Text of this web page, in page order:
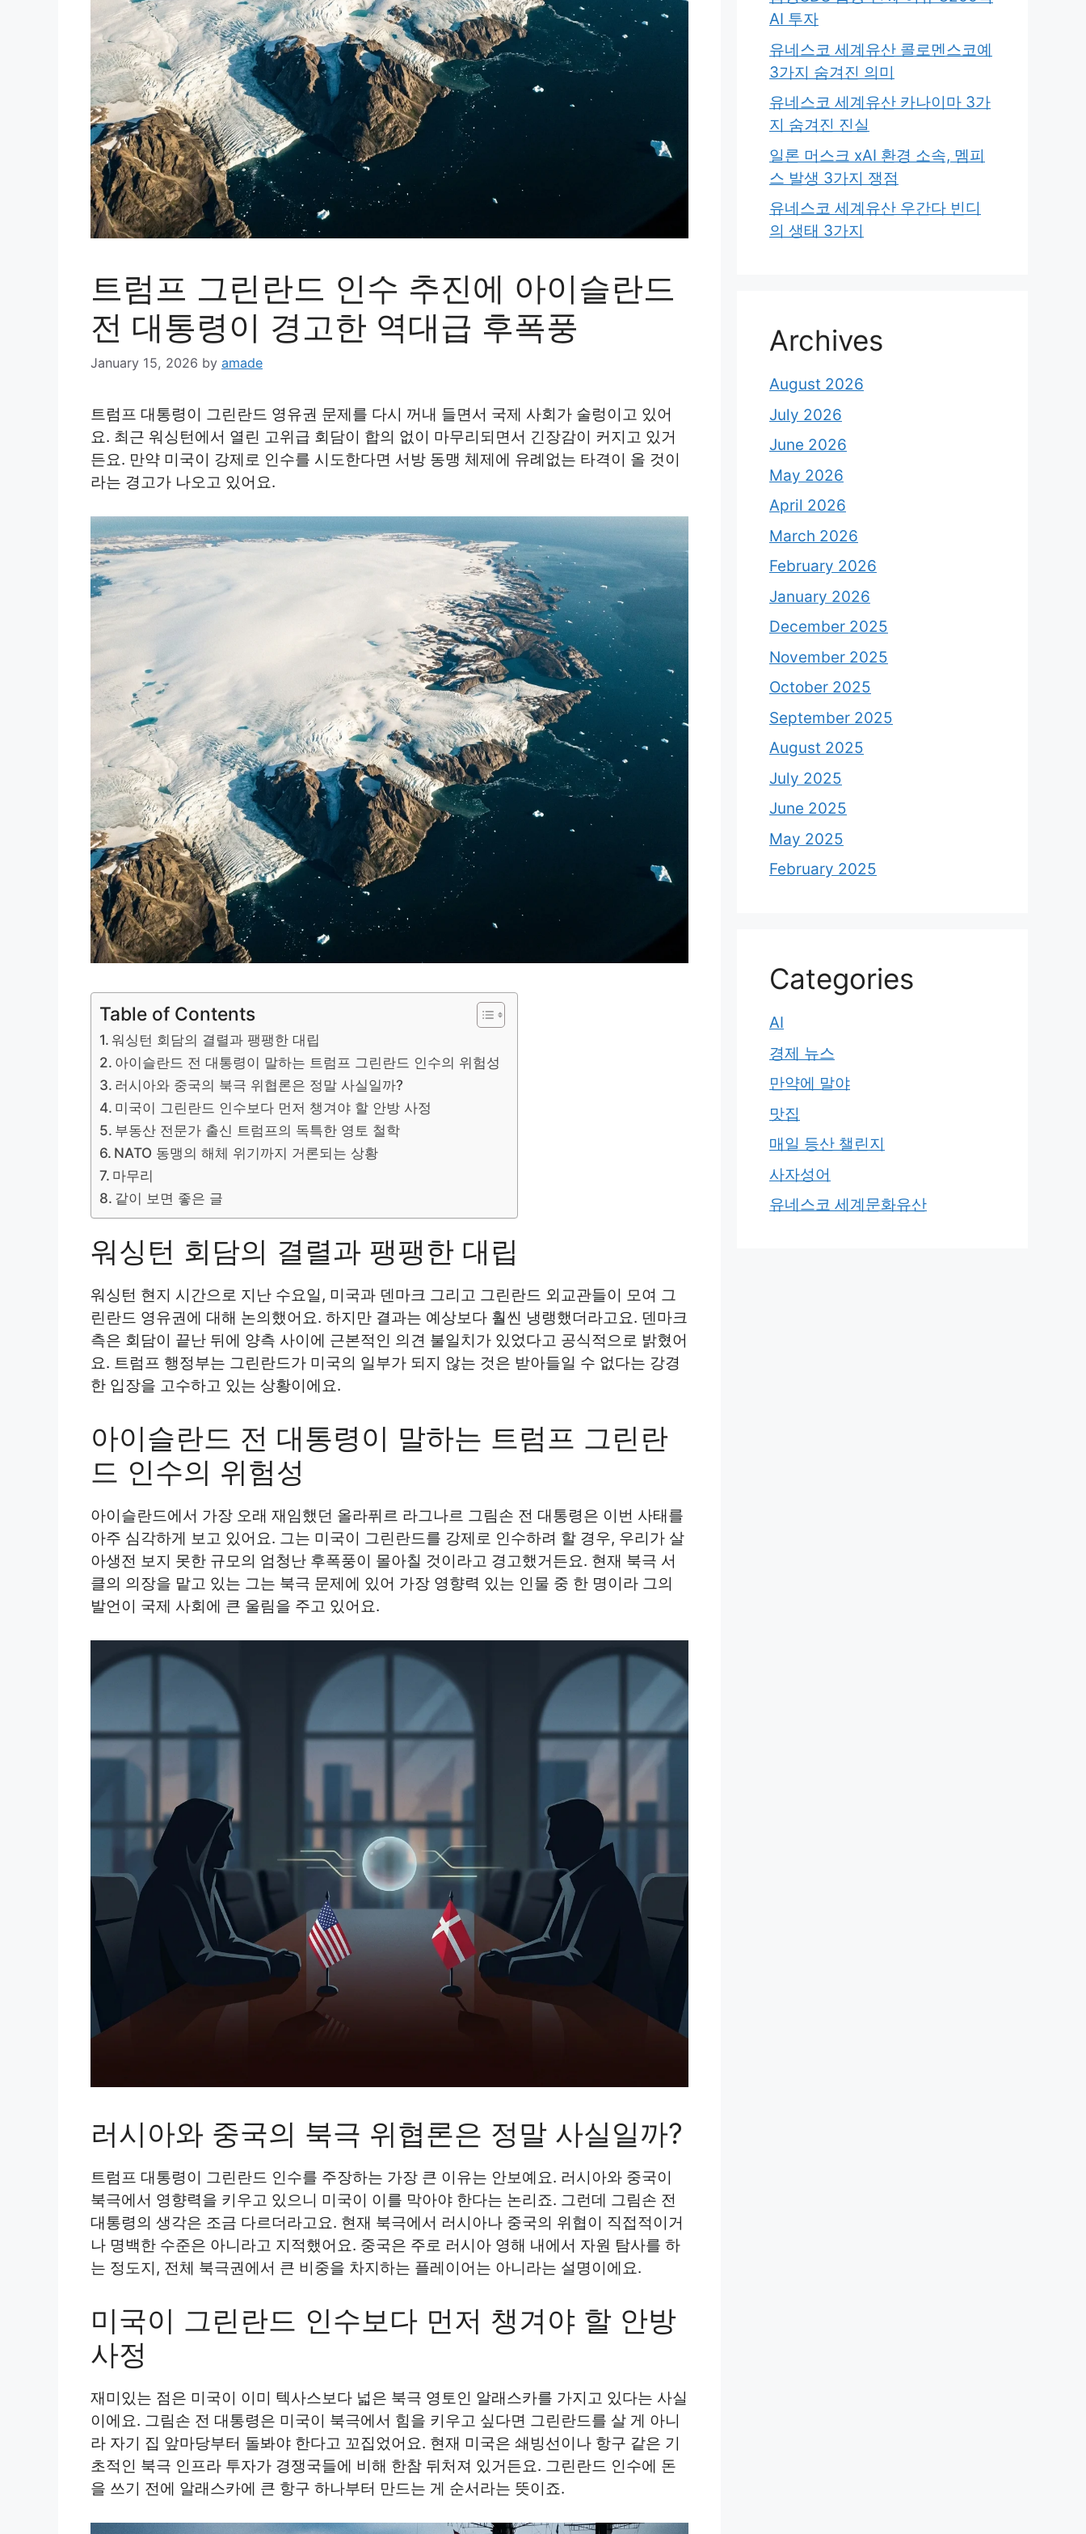
트럼프 그린란드 인수 추진에 아이슬란드
전 대통령이 경고한 역대급 후폭풍
January 15, 2026 by amade
트럼프 대통령이 그린란드 영유권 문제를 다시 꺼내 들면서 국제 사회가 술렁이고 있어
요. 최근 워싱턴에서 열린 고위급 회담이 합의 없이 마무리되면서 긴장감이 커지고 있거
든요. 만약 미국이 강제로 인수를 시도한다면 서방 동맹 체제에 유례없는 타격이 올 것이
라는 경고가 나오고 있어요.
Table of Contents
워싱턴 회담의 결렬과 팽팽한 대립
아이슬란드 전 대통령이 말하는 트럼프 그린란드 인수의 위험성
러시아와 중국의 북극 위협론은 정말 사실일까?
미국이 그린란드 인수보다 먼저 챙겨야 할 안방 사정
부동산 전문가 출신 트럼프의 독특한 영토 철학
NATO 동맹의 해체 위기까지 거론되는 상황
마무리
같이 보면 좋은 글
워싱턴 회담의 결렬과 팽팽한 대립
워싱턴 현지 시간으로 지난 수요일, 미국과 덴마크 그리고 그린란드 외교관들이 모여 그
린란드 영유권에 대해 논의했어요. 하지만 결과는 예상보다 훨씬 냉랭했더라고요. 덴마크
측은 회담이 끝난 뒤에 양측 사이에 근본적인 의견 불일치가 있었다고 공식적으로 밝혔어
요. 트럼프 행정부는 그린란드가 미국의 일부가 되지 않는 것은 받아들일 수 없다는 강경
한 입장을 고수하고 있는 상황이에요.
아이슬란드 전 대통령이 말하는 트럼프 그린란
드 인수의 위험성
아이슬란드에서 가장 오래 재임했던 올라퓌르 라그나르 그림손 전 대통령은 이번 사태를
아주 심각하게 보고 있어요. 그는 미국이 그린란드를 강제로 인수하려 할 경우, 우리가 살
아생전 보지 못한 규모의 엄청난 후폭풍이 몰아칠 것이라고 경고했거든요. 현재 북극 서
클의 의장을 맡고 있는 그는 북극 문제에 있어 가장 영향력 있는 인물 중 한 명이라 그의
발언이 국제 사회에 큰 울림을 주고 있어요.
러시아와 중국의 북극 위협론은 정말 사실일까?
트럼프 대통령이 그린란드 인수를 주장하는 가장 큰 이유는 안보예요. 러시아와 중국이
북극에서 영향력을 키우고 있으니 미국이 이를 막아야 한다는 논리죠. 그런데 그림손 전
대통령의 생각은 조금 다르더라고요. 현재 북극에서 러시아나 중국의 위협이 직접적이거
나 명백한 수준은 아니라고 지적했어요. 중국은 주로 러시아 영해 내에서 자원 탐사를 하
는 정도지, 전체 북극권에서 큰 비중을 차지하는 플레이어는 아니라는 설명이에요.
미국이 그린란드 인수보다 먼저 챙겨야 할 안방
사정
재미있는 점은 미국이 이미 텍사스보다 넓은 북극 영토인 알래스카를 가지고 있다는 사실
이에요. 그림손 전 대통령은 미국이 북극에서 힘을 키우고 싶다면 그린란드를 살 게 아니
라 자기 집 앞마당부터 돌봐야 한다고 꼬집었어요. 현재 미국은 쇄빙선이나 항구 같은 기
초적인 북극 인프라 투자가 경쟁국들에 비해 한참 뒤처져 있거든요. 그린란드 인수에 돈
을 쓰기 전에 알래스카에 큰 항구 하나부터 만드는 게 순서라는 뜻이죠.
AI 투자
유네스코 세계유산 콜로멘스코예
3가지 숨겨진 의미
유네스코 세계유산 카나이마 3가
지 숨겨진 진실
일론 머스크 xAI 환경 소속, 멤피
스 발생 3가지 쟁점
유네스코 세계유산 우간다 빈디
의 생태 3가지
Archives
August 2026
July 2026
June 2026
May 2026
April 2026
March 2026
February 2026
January 2026
December 2025
November 2025
October 2025
September 2025
August 2025
July 2025
June 2025
May 2025
February 2025
Categories
AI
경제 뉴스
만약에 말야
맛집
매일 등산 챌린지
사자성어
유네스코 세계문화유산